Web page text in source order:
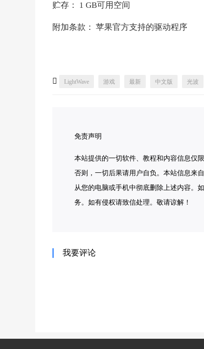
贮存： 1 GB可用空间
附加条款： 苹果官方支持的驱动程序
 LightWave 游戏 最新 中文版 光波
免责声明
本站提供的一切软件、教程和内容信息仅
否则，一切后果请用户自负。本站信息来
从您的电脑或手机中彻底删除上述内容。
务。如有侵权请致信处理。敬请谅解！
我要评论